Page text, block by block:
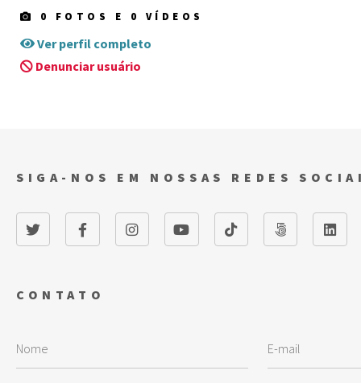
0 FOTOS
E 0 VÍDEOS
Ver perfil completo
Denunciar usuário
CONTATO
SIGA-NOS EM NOSSAS REDES